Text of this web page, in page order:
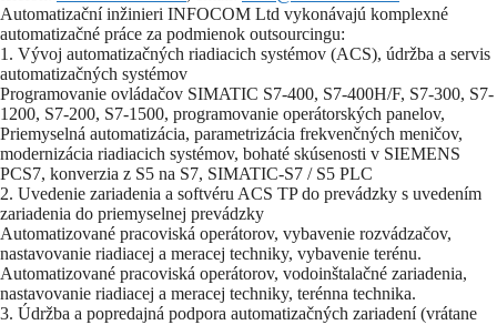
Automatizační inžinieri INFOCOM Ltd vykonávajú komplexné
automatizačné práce za podmienok outsourcingu:
1. Vývoj automatizačných riadiacich systémov (ACS), údržba a servis
automatizačných systémov
Programovanie ovládačov SIMATIC S7-400, S7-400H/F, S7-300, S7-
1200, S7-200, S7-1500, programovanie operátorských panelov,
Priemyselná automatizácia, parametrizácia frekvenčných meničov,
modernizácia riadiacich systémov, bohaté skúsenosti v SIEMENS
PCS7, konverzia z S5 na S7, SIMATIC-S7 / S5 PLC
2. Uvedenie zariadenia a softvéru ACS TP do prevádzky s uvedením
zariadenia do priemyselnej prevádzky
Automatizované pracoviská operátorov, vybavenie rozvádzačov,
nastavovanie riadiacej a meracej techniky, vybavenie terénu.
Automatizované pracoviská operátorov, vodoinštalačné zariadenia,
nastavovanie riadiacej a meracej techniky, terénna technika.
3. Údržba a popredajná podpora automatizačných zariadení (vrátane